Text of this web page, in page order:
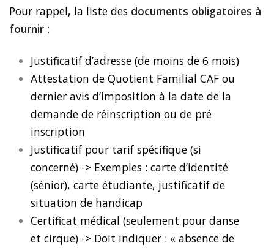
Pour rappel, la liste des documents obligatoires à
fournir :
Justificatif d’adresse (de moins de 6 mois)
Attestation de Quotient Familial CAF ou
dernier avis d’imposition à la date de la
demande de réinscription ou de pré
inscription
Justificatif pour tarif spécifique (si
concerné) -> Exemples : carte d’identité
(sénior), carte étudiante, justificatif de
situation de handicap
Certificat médical (seulement pour danse
et cirque) -> Doit indiquer : « absence de